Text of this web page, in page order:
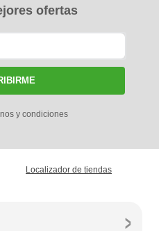
ofertas
y condiciones
Localizador de tiendas